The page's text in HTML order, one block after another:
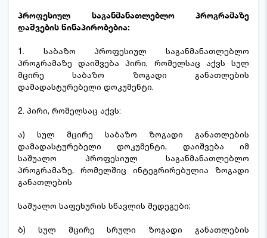
პროფესიულ საგანმანათლებლო პროგრამაზე
დაშვების წინაპირობებია:
1. საბაზო პროფესიულ საგანმანათლებლო
პროგრამაზე დაიშვება პირი, რომელსაც აქვს სულ
მცირე საბაზო ზოგადი განათლების
დამადასტურებელი დოკუმენტი.
2. პირი, რომელსაც აქვს:
ა) სულ მცირე საბაზო ზოგადი განათლების
დამადასტურებელი დოკუმენტი, დაიშვება იმ
საშუალო პროფესიულ საგანმანათლებლო
პროგრამაზე, რომელშიც ინტეგრირებულია ზოგადი
განათლების
საშუალო საფეხურის სწავლის შედეგები;
ბ) სულ მცირე სრული ზოგადი განათლების